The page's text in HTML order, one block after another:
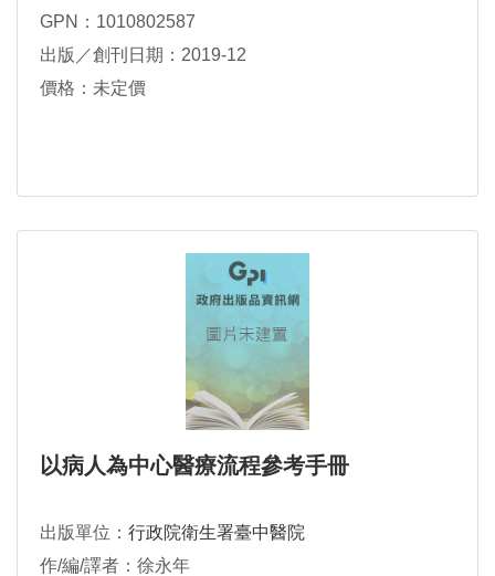
GPN：1010802587
出版／創刊日期：2019-12
價格：未定價
以病人為中心醫療流程參考手冊
出版單位： 行政院衛生署臺中醫院
作/編/譯者：徐永年